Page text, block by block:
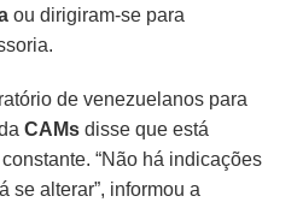
ou dirigiram-se para
de venezuelanos para
CAMs disse que está
“Não há indicações
se alterar”, informou a